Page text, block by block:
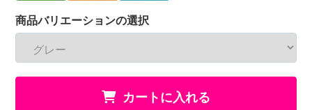
商品バリエーションの選択
カートに入れる